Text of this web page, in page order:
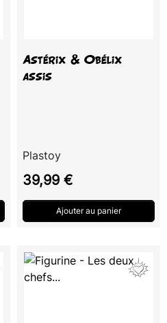
Astérix & Obélix
assis
Plastoy
Prix
39,99 €
Ajouter au panier